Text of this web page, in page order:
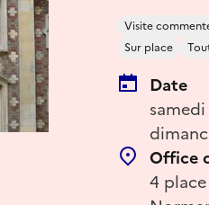
Visite
Sur place
Date
Office
4